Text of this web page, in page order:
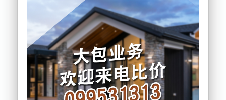
19/05/2026 特朗普美了！列事实清单！中
美国防、经济步入稳定区|死神再落！美对
伊制裁突然松绑|古巴要打到佛罗里达！|
抛售日本！又开始！|新西兰二维码诈骗爆
发|NZ汽油储备大降，逼近预警线！
吴蔓 2026-05-19 06:49:36